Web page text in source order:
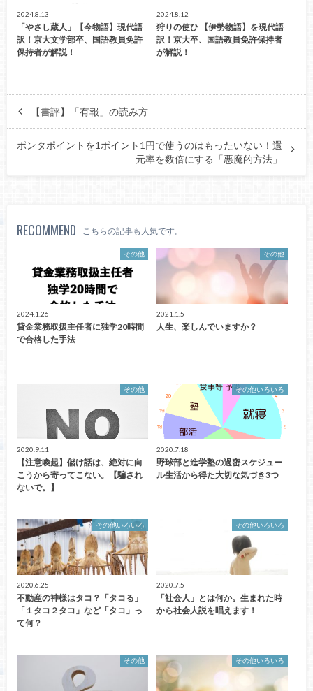
2024.8.13
「やさし蔵人」【今物語】現代語
訳！京大文学部卒、国語教員免許
保持者が解説！
2024.8.12
狩りの使ひ 【伊勢物語】を現代語
訳！京大卒、国語教員免許保持者
が解説！
【書評】「有報」の読み方
ポンタポイントを1ポイント1円で使うのはもったいない！還
元率を数倍にする「悪魔的方法」
RECOMMEND こちらの記事も人気です。
その他
2024.1.26
貸金業務取扱主任者に独学20時間
で合格した手法
その他
2021.1.5
人生、楽しんでいますか？
その他
2020.9.11
【注意喚起】儲け話は、絶対に向
こうから寄ってこない。【騙され
ないで。】
その他いろいろ
2020.7.18
野球部と進学塾の過密スケジュー
ル生活から得た大切な気づき3つ
その他いろいろ
2020.6.25
不動産の神様はタコ？「タコる」
「１タコ２タコ」など「タコ」っ
て何？
その他いろいろ
2020.7.5
「社会人」とは何か。生まれた時
から社会人説を唱えます！
その他 その他いろいろ